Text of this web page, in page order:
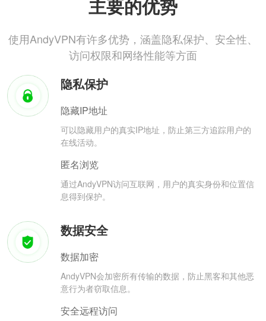
主要的优势
使用AndyVPN有许多优势，涵盖隐私保护、安全性、
访问权限和网络性能等方面
隐私保护
隐藏IP地址
可以隐藏用户的真实IP地址，防止第三方追踪用户的
在线活动。
匿名浏览
通过AndyVPN访问互联网，用户的真实身份和位置信
息得到保护。
数据安全
数据加密
AndyVPN会加密所有传输的数据，防止黑客和其他恶
意行为者窃取信息。
安全远程访问